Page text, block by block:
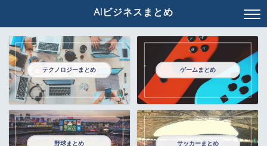
AIビジネスまとめ
テクノロジーまとめ ゲームまとめ
野球まとめ サッカーまとめ